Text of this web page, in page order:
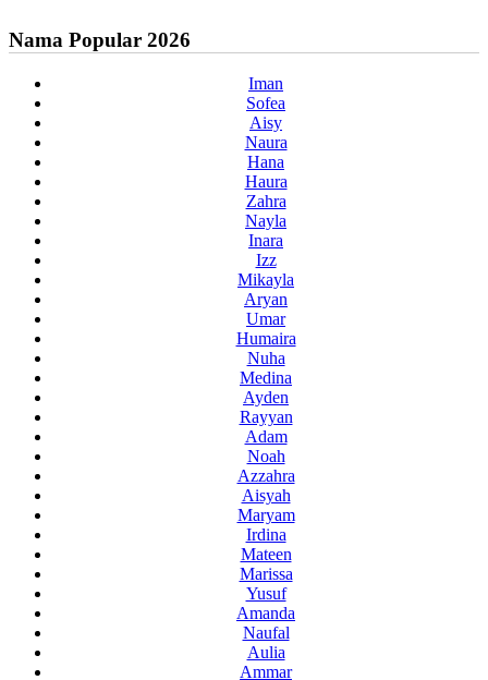
Nama Popular 2026
Iman
Sofea
Aisy
Naura
Hana
Haura
Zahra
Nayla
Inara
Izz
Mikayla
Aryan
Umar
Humaira
Nuha
Medina
Ayden
Rayyan
Adam
Noah
Azzahra
Aisyah
Maryam
Irdina
Mateen
Marissa
Yusuf
Amanda
Naufal
Aulia
Ammar